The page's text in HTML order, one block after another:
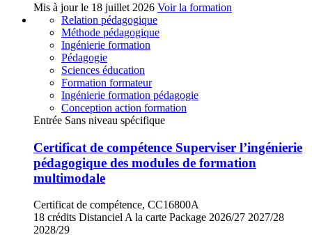
Mis à jour le 18 juillet 2026 Voir la formation
Relation pédagogique
Méthode pédagogique
Ingénierie formation
Pédagogie
Sciences éducation
Formation formateur
Ingénierie formation pédagogie
Conception action formation
Entrée Sans niveau spécifique
Certificat de compétence Superviser l’ingénierie
pédagogique des modules de formation
multimodale
Certificat de compétence, CC16800A
18 crédits Distanciel A la carte Package 2026/27 2027/28
2028/29